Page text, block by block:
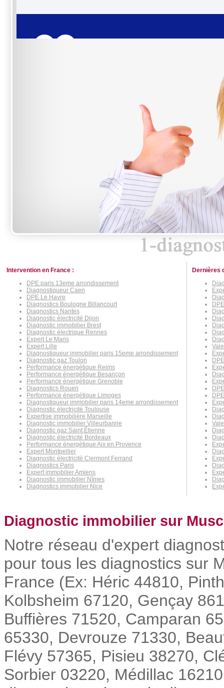
Intervention en France :
DPE paris 13eme arrondissement
Diagnostiqueur Caen
DPE Le Havre
Diagnostics Boulogne Billancourt
Diagnostics Nantes
Diagnostic électricité Dijon
Diagnostic immobilier Brest
Diagnostic électrique Rennes
Expert Le Mans
Expert Lille
Diagnostiqueur immobilier paris 15eme arrondissement
Diagnostic gaz Toulon
Performance énergétique Reims
Performance énergétique Besançon
Performance énergétique Grenoble
Diagnostics Rouen
Performance énergétique Limoges
Diagnostiqueur immobilier paris 14eme arrondissement
Diagnostic électricité Toulouse
Expertise immobilière Marseille
Diagnostic immobilier Villeurbanne
Diagnostic gaz Saint Étienne
Diagnostic électricité Bordeaux
Performance énergétique Aix en Provence
Expert Montpellier
Diagnostic électricité Clermont Ferrand
Diagnostics Paris
Expert immobilier Amiens
Diagnostic immobilier Nîmes
Diagnostics immobilier Nice
Dernières
Diagnostic immobilier sur
Notre réseau d'expert
pour tous les diagnostics sur
France (Ex: Héric 44810,
Kolbsheim 67120, Gençay
Buffières 71520, Camparan
65330, Devrouze 71330,
Flévy 57365, Pisieu 38270,
Sorbier 03220, Médillac